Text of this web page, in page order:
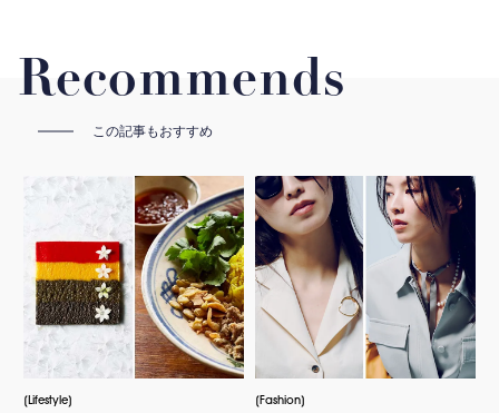
Recommends
この記事もおすすめ
Lifestyle
Fashion